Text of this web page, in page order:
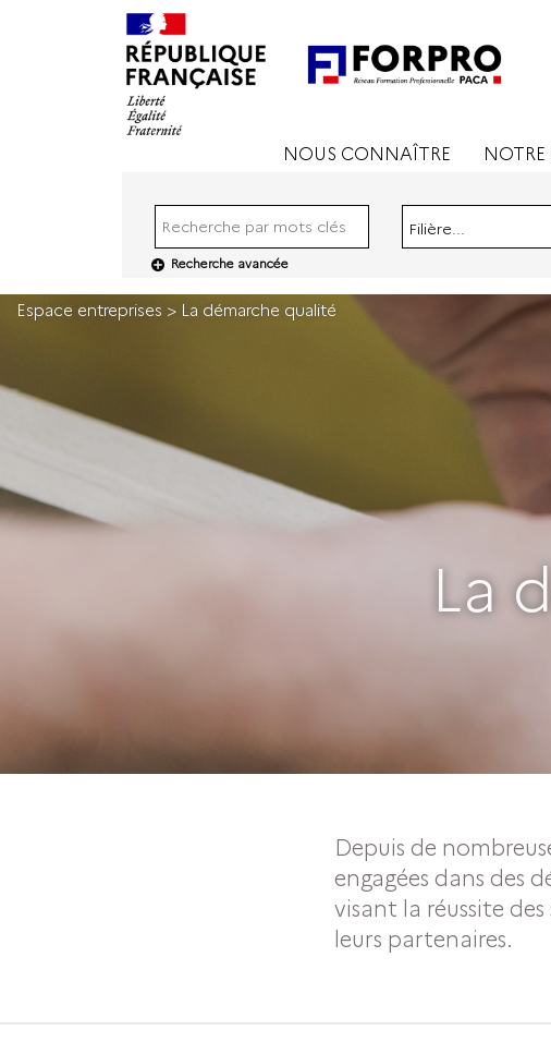
NOUS CONNAÎTRE NOTRE
Filière...
Recherche avancée
La
Espace entreprises > La démarche qualité
Depuis de
engagées dans des
visant la réussite
leurs partenaires.